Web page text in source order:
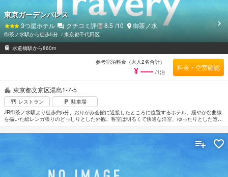
東京都文京区湯島1-7-5
レストラン
駐車場
JR御茶ノ水駅より徒歩約5分、おりがみ会館に近接したところに位置するホテル。緩やかな曲線
を描いた総レンガ張りのどっしりとした外観。客室は明るくて快適な洋室、ゆったりとした造り
の落ち着いた和室などカテゴリーが豊富。滝の流れるレストランオーロラやまるでプラネタリウ
ムのような異次元空間「バープラネット」でくつろぎのひとときが過ごせるのも魅力。日本サッ
カーミュージアムまで徒歩約3分。神田神社へは徒歩約5分。羽田空港から車で約50分。
東京ガーデンパレス
3つ星ホテル クチコミ評価 8.5 /10 御茶ノ水
御茶ノ水駅から徒歩5分 ⁄東京都千代田区
水道橋駅から860m
参考宿泊料金（大人2名合計）
¥ ----- /1泊
料金・空室確認